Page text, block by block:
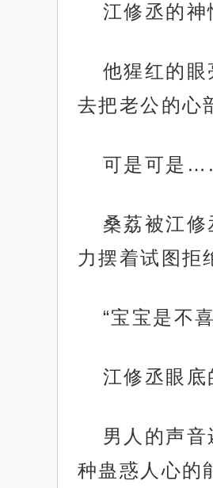
江修丞的神
他猩红的眼
去把老公的心
可是可是
桑荔被江
力摆着试图
“宝宝是不
江修丞眼底
男人的声
种蛊惑人心的